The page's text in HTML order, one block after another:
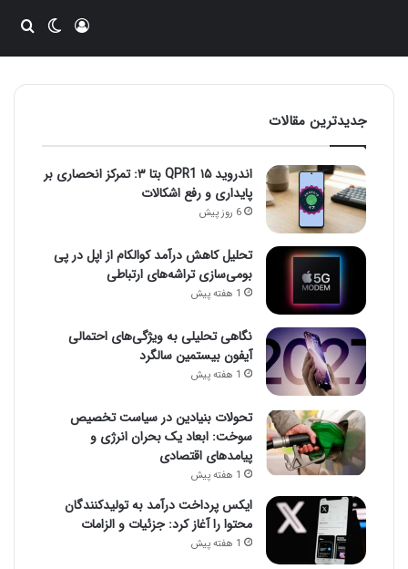
ورودتغییر
جدیدترین مقالات
اندروید ۱۵ QPR1 بتا ۳: تمرکز انحصاری بر
پایداری و رفع اشکالات
6 روز پیش
تحلیل کاهش درآمد کوالکام از اپل در پی
بومی‌سازی تراشه‌های ارتباطی
1 هفته پیش
نگاهی تحلیلی به ویژگی‌های احتمالی
آیفون بیستمین سالگرد
1 هفته پیش
تحولات بنیادین در سیاست تخصیص
سوخت: ابعاد یک بحران انرژی و
پیامدهای اقتصادی
1 هفته پیش
ایکس پرداخت درآمد به تولیدکنندگان
محتوا را آغاز کرد: جزئیات و الزامات
1 هفته پیش